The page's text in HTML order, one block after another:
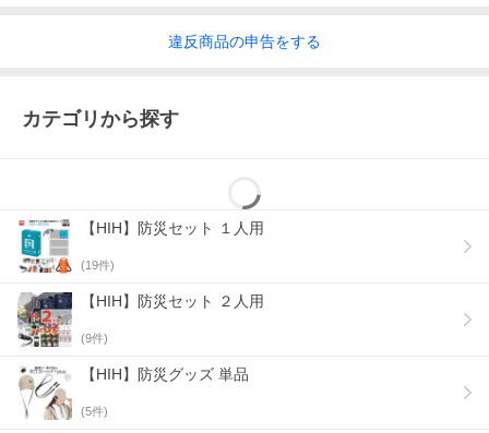
個）・エアーマット(2個）・スマホ対応ダイナモ充電ラジオＬＥ
Ｄライト（3in1ケーブル付属）・光る防水スマホケース(２個）・
COBミニスライドランタン・単４電池・尾西の携帯おにぎり（
（鮭×２、五目おこわ×２、わかめ×２）・５年保存水(6本）・非常
用給水バック(２個）・携帯用トイレ（４回分）・マスク（6
枚）・スモークガードパック(２個）・エマージェンシー３点セッ
ト（軍手、笛、ロープ）×２・簡易寝袋(２個）・歯ブラシ（４
本）・レインポンチョ（男女兼用1組）×２・アルミ保温シート(２
個）・ポケットティッシュ(4個）・ウェットティッシュ(２個）・
保存食の成分表示【尾西の携帯おにぎり 鮭】うるち米（国産）、
味付乾燥具材（さけ、食塩、還元水飴） / 調味料（アミノ酸）、
違反商品の申告をする
カテゴリから探す
【HIH】防災セット １人用
(19件)
【HIH】防災セット ２人用
(9件)
【HIH】防災グッズ 単品
(5件)